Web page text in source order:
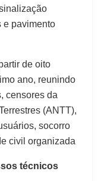
e pavimento
de oito
ano, reunindo
censores da
(ANTT),
socorro
civil organizada
técnicos